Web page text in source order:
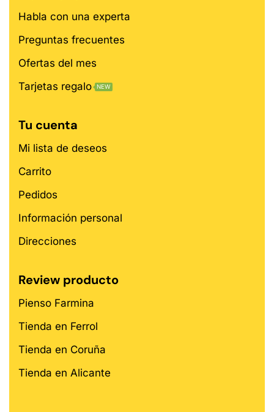
Habla con una experta
Preguntas frecuentes
Ofertas del mes
Tarjetas regalo
NEW
Tu cuenta
Mi lista de deseos
Carrito
Pedidos
Información personal
Direcciones
Review producto
Pienso Farmina
Tienda en Ferrol
Tienda en Coruña
Tienda en Alicante